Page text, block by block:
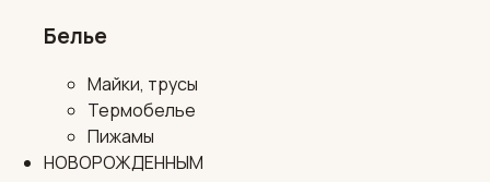
Белье
Майки, трусы
Термобелье
Пижамы
НОВОРОЖДЕННЫМ